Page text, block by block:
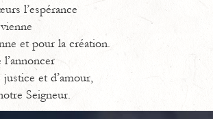
l’espérance
et pour la création.
et d’amour,
Seigneur.